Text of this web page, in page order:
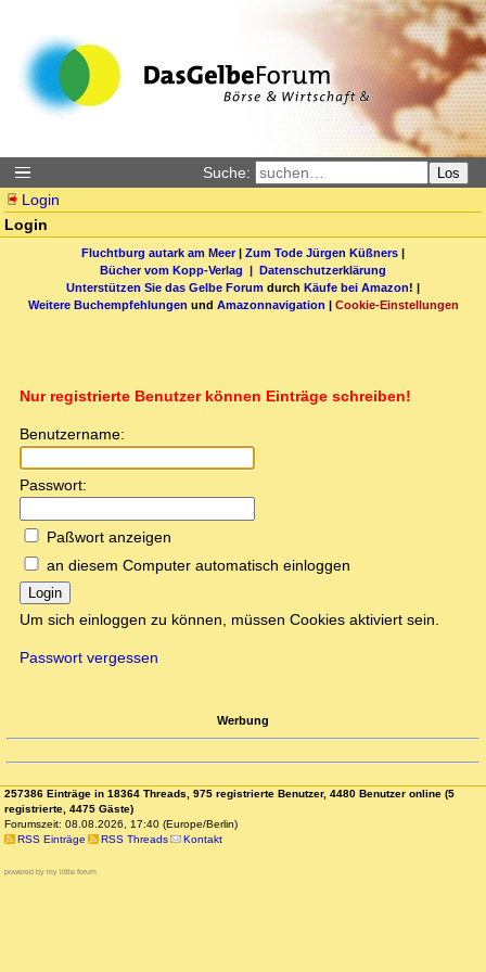
Suche: Los
Login
Login
Fluchtburg autark am Meer| Zum Tode Jürgen Küßners |
Bücher vom Kopp-Verlag | Datenschutzerklärung
Unterstützen Sie das Gelbe Forum durch Käufe bei Amazon! |
Weitere Buchempfehlungen und Amazonnavigation | Cookie-Einstellungen
Nur registrierte Benutzer können Einträge schreiben!
Benutzername:
Passwort:
Paßwort anzeigen
an diesem Computer automatisch einloggen
Login
Um sich einloggen zu können, müssen Cookies aktiviert sein.
Passwort vergessen
Werbung
257386 Einträge in 18364 Threads, 975 registrierte Benutzer, 4480 Benutzer online (5
registrierte, 4475 Gäste)
Forumszeit: 08.08.2026, 17:40 (Europe/Berlin)
RSS Einträge
RSS Threads Kontakt
powered by my little forum